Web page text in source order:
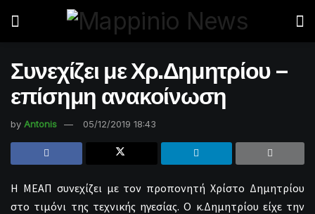
Συνεχίζει με Χρ.Δημητρίου –
επίσημη ανακοίνωση
by Antonis 05/12/2019 18:43
Η ΜΕΑΠ συνεχίζει με τον προπονητή Χρίστο Δημητρίου
στο τιμόνι της τεχνικής ηγεσίας. Ο κ.Δημητρίου είχε την